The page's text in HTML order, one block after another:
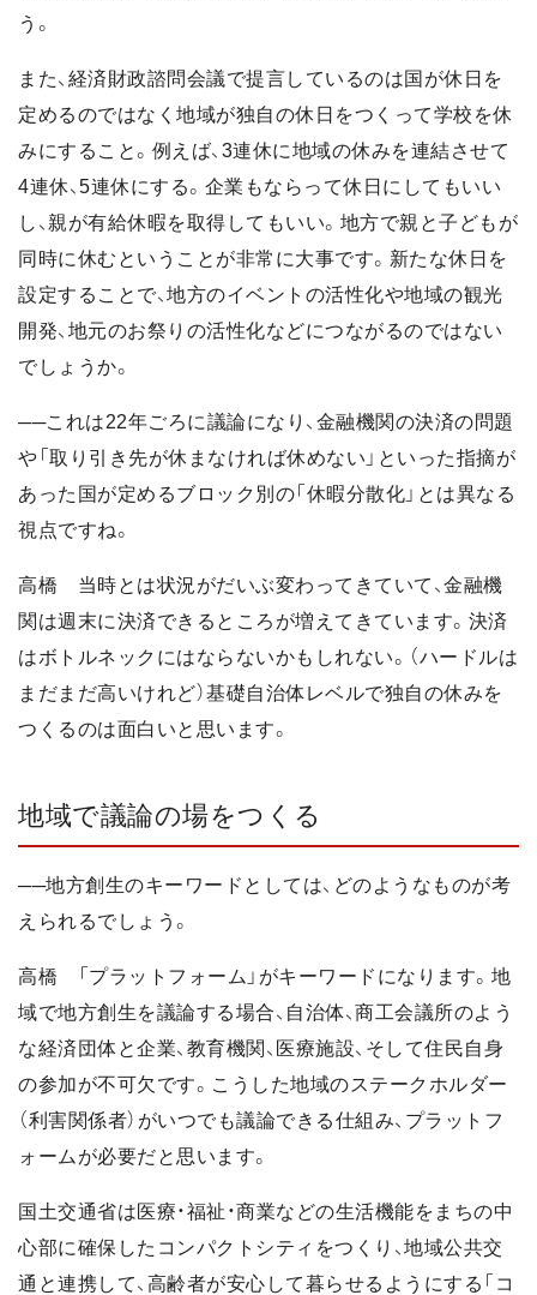
う。
また、経済財政諮問会議で提言しているのは国が休日を
定めるのではなく地域が独自の休日をつくって学校を休
みにすること。例えば、3連休に地域の休みを連結させて
4連休、5連休にする。企業もならって休日にしてもいい
し、親が有給休暇を取得してもいい。地方で親と子どもが
同時に休むということが非常に大事です。新たな休日を
設定することで、地方のイベントの活性化や地域の観光
開発、地元のお祭りの活性化などにつながるのではない
でしょうか。
──これは22年ごろに議論になり、金融機関の決済の問題
や「取り引き先が休まなければ休めない」といった指摘が
あった国が定めるブロック別の「休暇分散化」とは異なる
視点ですね。
高橋 当時とは状況がだいぶ変わってきていて、金融機
関は週末に決済できるところが増えてきています。決済
はボトルネックにはならないかもしれない。（ハードルは
まだまだ高いけれど）基礎自治体レベルで独自の休みを
つくるのは面白いと思います。
地域で議論の場をつくる
──地方創生のキーワードとしては、どのようなものが考
えられるでしょう。
高橋 「プラットフォーム」がキーワードになります。地
域で地方創生を議論する場合、自治体、商工会議所のよう
な経済団体と企業、教育機関、医療施設、そして住民自身
の参加が不可欠です。こうした地域のステークホルダー
（利害関係者）がいつでも議論できる仕組み、プラットフ
ォームが必要だと思います。
国土交通省は医療・福祉・商業などの生活機能をまちの中
心部に確保したコンパクトシティをつくり、地域公共交
通と連携して、高齢者が安心して暮らせるようにする「コ